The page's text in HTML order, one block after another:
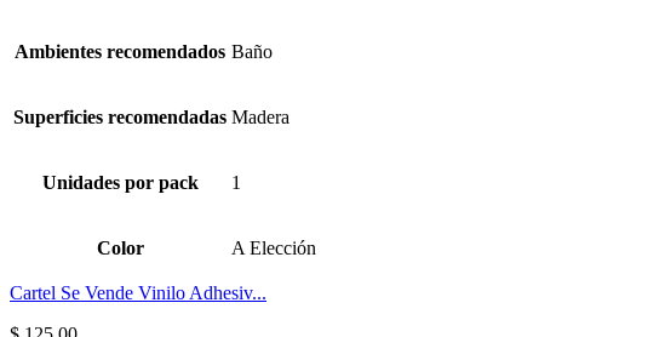
Ambientes recomendados Baño
Superficies recomendadas Madera
Unidades por pack 1
Color A Elección
Cartel Se Vende Vinilo Adhesiv...